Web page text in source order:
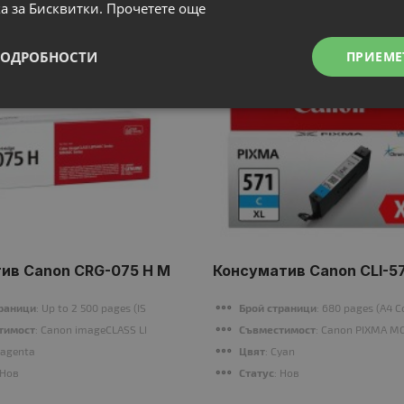
results with these pre-cut standard address labels, which can be used to
Canon CRG-075 H M
: Up to 2 500 pages (ISO/IEC 19752)
: Canon imageCLASS LBP640C series, MF660C series
Консуматив Canon CLI-
Брой страници: 680 pages (A4
Съвместимост: Canon PIXMA
Цвят: Cyan
Статус: Нов
за Бисквитки. Прочетете още